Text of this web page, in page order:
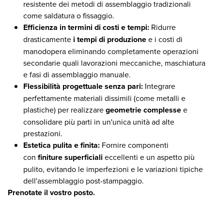
resistente dei metodi di assemblaggio tradizionali
come saldatura o fissaggio.
Efficienza in termini di costi e tempi: Ridurre
drasticamente i tempi di produzionee i costi di
manodopera eliminando completamente operazioni
secondarie quali lavorazioni meccaniche, maschiatura
e fasi di assemblaggio manuale.
Flessibilità progettuale senza pari: Integrare
perfettamente materiali dissimili (come metalli e
plastiche) per realizzaregeometrie complessee
consolidare più parti in un'unica unità ad alte
prestazioni.
Estetica pulita e finita: Fornire componenti
con finiture superficialieccellenti e un aspetto più
pulito, evitando le imperfezioni e le variazioni tipiche
dell'assemblaggio post-stampaggio.
Prenotate il vostro posto.